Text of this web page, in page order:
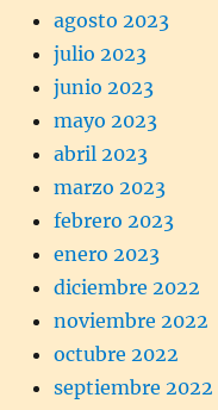
agosto 2023
julio 2023
junio 2023
mayo 2023
abril 2023
marzo 2023
febrero 2023
enero 2023
diciembre 2022
noviembre 2022
octubre 2022
septiembre 2022